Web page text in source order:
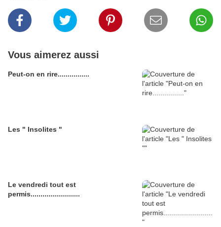
Vous aimerez aussi
Peut-on en rire................
Les " Insolites "
Le vendredi tout est
permis.........................